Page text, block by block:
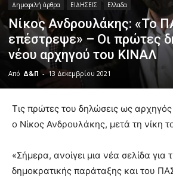
Δημοφιλή άρθρα ΕΙΔΗΣΕΙΣ Ελλαδα
Νίκος Ανδρουλάκης: «Το
επέστρεψε» – Οι πρώτες
νέου αρχηγού του ΚΙΝΑΛ
Από Δ&Π - 13 Δεκεμβρίου 2021
lesbians
very
show.desi
xxx
Τις πρώτες του δηλώσεις ως
ο Νίκος Ανδρουλάκης, μετά τη νίκη
«Σήμερα, ανοίγει μια νέα σελίδα για
δημοκρατικής παράταξης και του